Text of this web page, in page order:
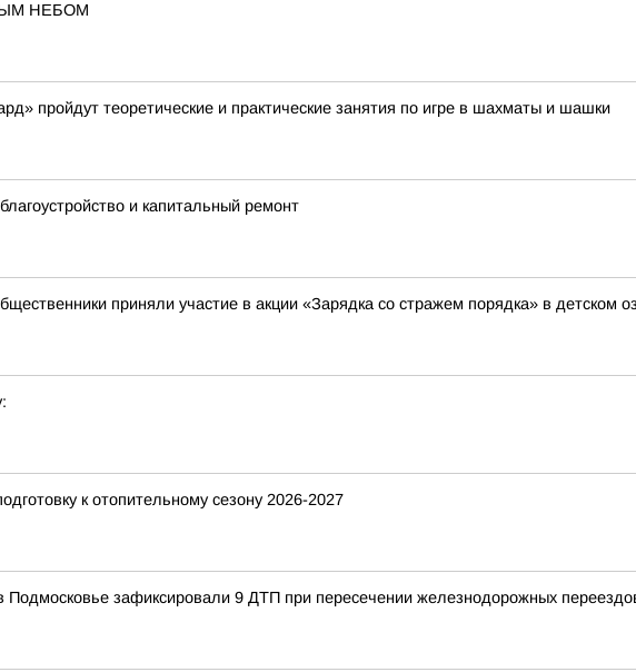
НЕБОМ
пройдут теоретические и практические занятия по игре в шахматы и шашки
и капитальный ремонт
приняли участие в акции «Зарядка со стражем порядка» в детском
к отопительному сезону 2026-2027
Подмосковье зафиксировали 9 ДТП при пересечении железнодорожных